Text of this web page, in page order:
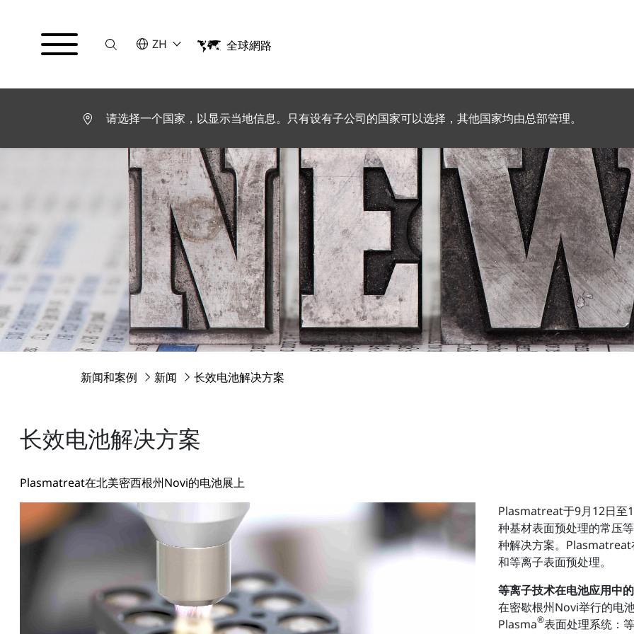
Suche请选择语言
ZH
English
Español
Italiano
日本語
한국어
中文
全球網路
请选择一个国家，以显示当地信息。只有设有子公司的国家可以选择，其他国家均由总部管理。
新闻和案例 新闻 长效电池解决方案
长效电池解决方案
Plasmatreat在北美密西根州Novi的电池展上
Plasmatreat于9月12日至
种基材表面预处理的常压
种解决方案。Plasmatreat
和等离子表面预处理。
等离子技术在电池应用中
在密歇根州Novi举行的电
Plasma®表面处理系统：